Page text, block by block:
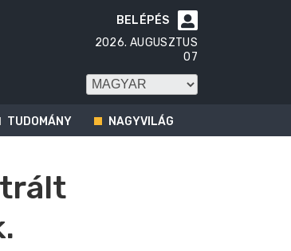

BELÉPÉS
2026. AUGUSZTUS
07
TUDOMÁNY NAGYVILÁG